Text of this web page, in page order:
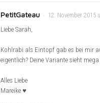
PetitGateau 12. November 2015
Liebe Sarah,
Kohlrabi als Eintopf gab es bei mir
eigentlich? Deine Variante sieht mega
Alles Liebe
Mareike ♥